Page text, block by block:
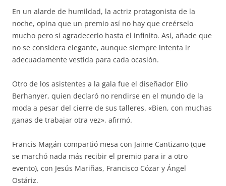
En un alarde de humildad, la actriz protagonista de la
noche, opina que un premio así no hay que creérselo
mucho pero sí agradecerlo hasta el infinito. Así, añade que
no se considera elegante, aunque siempre intenta ir
adecuadamente vestida para cada ocasión.
Otro de los asistentes a la gala fue el diseñador Elio
Berhanyer, quien declaró no rendirse en el mundo de la
moda a pesar del cierre de sus talleres. «Bien, con muchas
ganas de trabajar otra vez», afirmó.
Francis Magán compartió mesa con Jaime Cantizano (que
se marchó nada más recibir el premio para ir a otro
evento), con Jesús Mariñas, Francisco Cózar y Ángel
Ostáriz.